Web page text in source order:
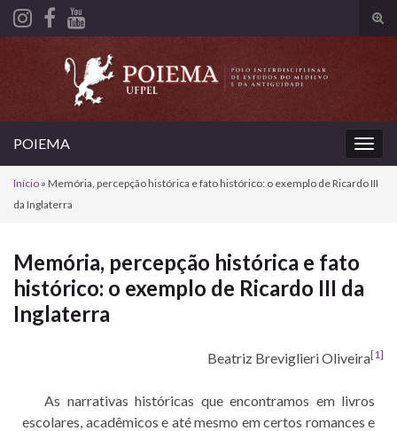
Search for:
POIEMA
Início » Memória, percepção histórica e fato histórico: o exemplo de Ricardo III
da Inglaterra
Memória, percepção histórica e fato
histórico: o exemplo de Ricardo III da
Inglaterra
Beatriz Breviglieri Oliveira[1]
As narrativas históricas que encontramos em livros
escolares, acadêmicos e até mesmo em certos romances e